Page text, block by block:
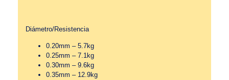
Diámetro/Resistencia
0.20mm – 5.7kg
0.25mm – 7.1kg
0.30mm – 9.6kg
0.35mm – 12.9kg